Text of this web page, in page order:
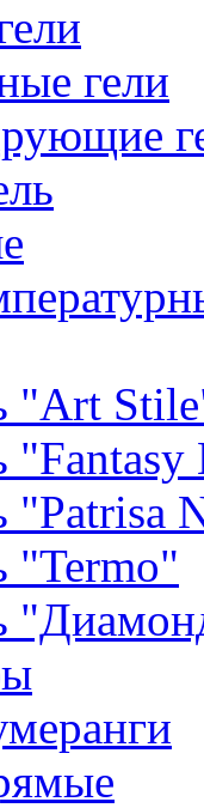
гели
"Art
"Patrisa
"Termo"